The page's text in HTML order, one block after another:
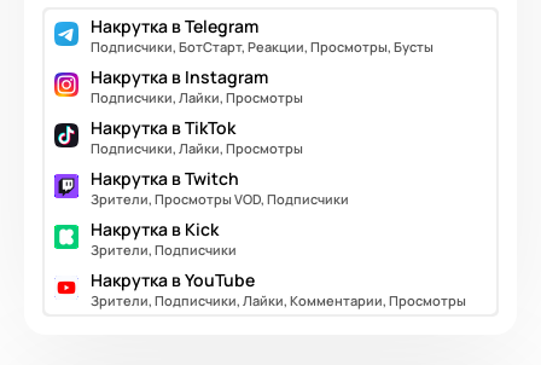
Накрутка в Telegram
Подписчики, БотСтарт, Реакции, Просмотры, Бусты
Накрутка в Instagram
Подписчики, Лайки, Просмотры
Накрутка в TikTok
Подписчики, Лайки, Просмотры
Накрутка в Twitch
Зрители, Просмотры VOD, Подписчики
Накрутка в Kick
Зрители, Подписчики
Накрутка в YouTube
Зрители, Подписчики, Лайки, Комментарии, Просмотры